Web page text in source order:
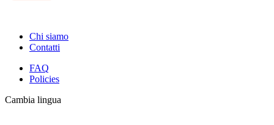
Chi siamo
Contatti
FAQ
Policies
Cambia lingua